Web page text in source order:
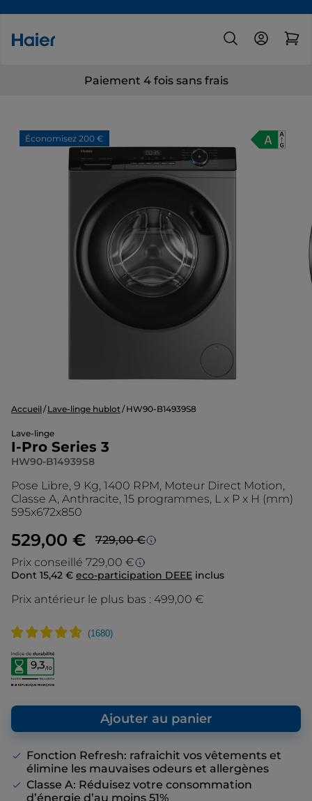
Installation par des techniciens professionnels
Économisez 200 €
Accueil Lave-linge hublot HW90-B14939S8
Lave-linge
I-Pro Series 3
HW90-B14939S8
Pose Libre, 9 Kg, 1400 RPM, Moteur Direct Motion,
Classe A, Anthracite, 15 programmes, L x P x H (mm)
595x672x850
529,00 €
729,00 €
Prezzo più basso in 30 giorni
Lo sconto è calcolato sul prezzo più basso
degli ultimi 30 giorni.
Prix conseillé 729,00 €
Prix conseillé
Le prix d’origine est le prix de vente que
vous donne un point de repère par rapport
proposons, même s’il n’y a pas de remise
affichée.
Dont 15,42 € eco-participation DEEE inclus
Prix antérieur le plus bas : 499,00 €
9,3/10
Ajouter au panier
Fonction Refresh: rafraichit vos vêtements et
élimine les mauvaises odeurs et allergènes
Classe A: Réduisez votre consommation
d’énergie d’au moins 51%